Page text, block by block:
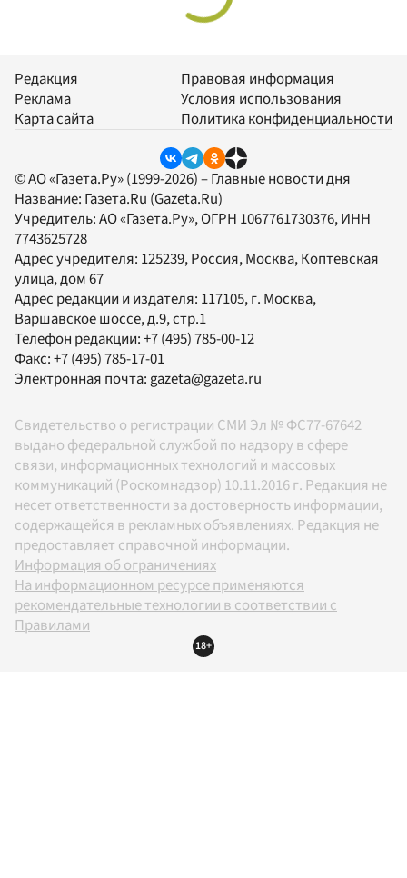
Редакция
Реклама
Карта сайта
Правовая информация
Условия использования
Политика конфиденциальности
© АО «Газета.Ру» (1999-2026) – Главные новости дня
Название: Газета.Ru (Gazeta.Ru)
Учредитель:АО «Газета.Ру», ОГРН 1067761730376, ИНН
7743625728
Адрес учредителя: 125239, Россия, Москва, Коптевская
улица, дом 67
Адрес редакции и издателя: 117105, г. Москва,
Варшавское шоссе, д.9, стр.1
Телефон редакции:+7 (495) 785-00-12
Факс:+7 (495) 785-17-01
Электронная почта:gazeta@gazeta.ru
Свидетельство о регистрации СМИ Эл № ФС77-67642
выдано федеральной службой по надзору в сфере
связи, информационных технологий и массовых
коммуникаций (Роскомнадзор) 10.11.2016 г. Редакция не
несет ответственности за достоверность информации,
содержащейся в рекламных объявлениях. Редакция не
предоставляет справочной информации.
Информация об ограничениях
На информационном ресурсе применяются
рекомендательные технологии в соответствии с
Правилами
18+